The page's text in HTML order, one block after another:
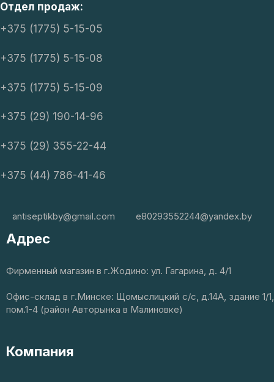
Отдел продаж:
+375 (1775) 5-15-05
+375 (1775) 5-15-08
+375 (1775) 5-15-09
+375 (29) 190-14-96
+375 (29) 355-22-44
+375 (44) 786-41-46
antiseptikby@gmail.com e80293552244@yandex.by
Адрес
Фирменный магазин в г.Жодино: ул. Гагарина, д. 4/1
Офис-склад в г.Минске: Щомыслицкий с/с, д.14А, здание 1/1,
пом.1-4 (район Авторынка в Малиновке)
Компания